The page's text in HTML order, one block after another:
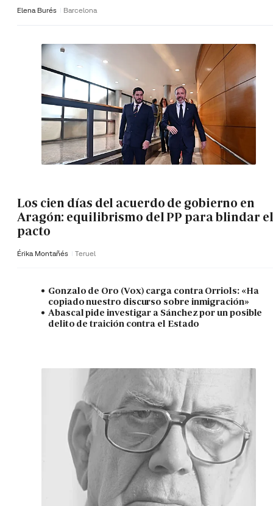
Elena Burés Barcelona
Los cien días del acuerdo de gobierno en
Aragón: equilibrismo del PP para blindar el
pacto
Érika Montañés Teruel
Gonzalo de Oro (Vox) carga contra Orriols: «Ha
copiado nuestro discurso sobre inmigración»
Abascal pide investigar a Sánchez por un posible
delito de traición contra el Estado